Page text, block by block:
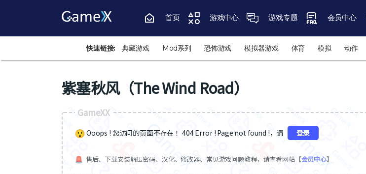
首页 游戏中心 游戏专题 会员中心
快速链接: 典藏游戏 Mod系列 恐怖游戏 模拟器游戏 体育 模拟 动作
紫塞秋风（The Wind Road）
GameXX
Ooops ! 您访问的页面不存在 ！404 Error ! Page not found !，请 登录
售后、下载安装解压密码、汉化、修改器、常见游戏问题教程，请查看网站【会员中心】